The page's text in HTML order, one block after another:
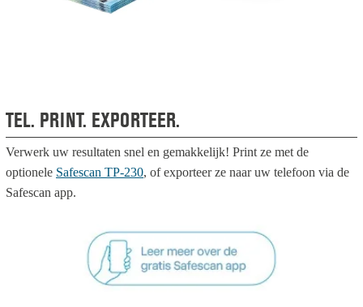
TEL. PRINT. EXPORTEER.
Verwerk uw resultaten snel en gemakkelijk! Print ze met de
optionele Safescan TP-230, of exporteer ze naar uw telefoon via de
Safescan app.